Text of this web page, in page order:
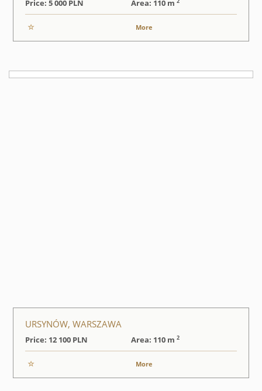
Price: 5 000 PLN Area: 110 m
More
URSYNÓW, WARSZAWA
Price: 12 100 PLN Area: 110 m 2
More